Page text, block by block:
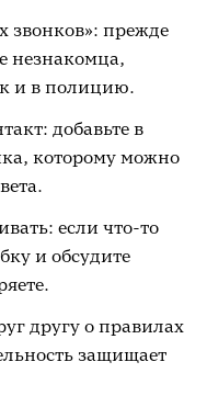
звонков»: прежде
незнакомца,
и в полицию.
добавьте в
которому можно
если что-то
и обсудите
другу о правилах
защищает